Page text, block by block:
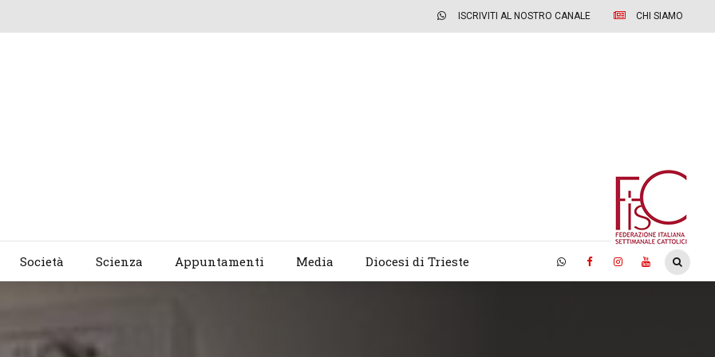
ISCRIVITI AL NOSTRO CANALE CHI SIAMO
Società Scienza Appuntamenti Media Diocesi di Trieste